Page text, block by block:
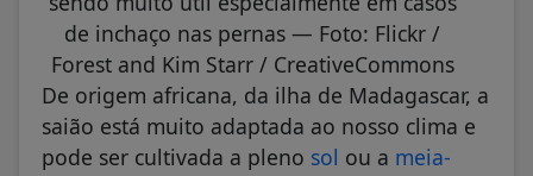
de inchaço nas pernas — Foto: Flickr /
Forest and Kim Starr / CreativeCommons
De origem africana, da ilha de Madagascar, a
saião está muito adaptada ao nosso clima e
pode ser cultivada a pleno sol ou a meia-